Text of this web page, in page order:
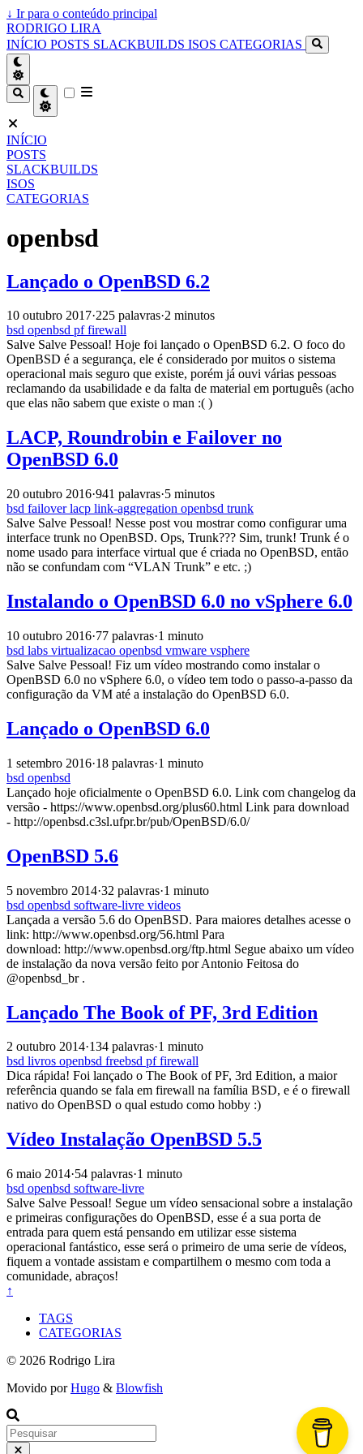
↓ Ir para o conteúdo principal
RODRIGO LIRA
INÍCIO POSTS SLACKBUILDS ISOS CATEGORIAS
INÍCIO
POSTS
SLACKBUILDS
ISOS
CATEGORIAS
openbsd
Lançado o OpenBSD 6.2
10 outubro 2017·225 palavras·2 minutos
bsd openbsd pffirewall
Salve Salve Pessoal! Hoje foi lançado o OpenBSD 6.2. O foco do
OpenBSD é a segurança, ele é considerado por muitos o sistema
operacional mais seguro que existe, porém já ouvi várias pessoas
reclamando da usabilidade e da falta de material em português (acho
que elas não sabem que existe o man :( )
LACP, Roundrobin e Failover no
OpenBSD 6.0
20 outubro 2016·941 palavras·5 minutos
bsd failoverlacp link-aggregation openbsd trunk
Salve Salve Pessoal! Nesse post vou mostrar como configurar uma
interface trunk no OpenBSD. Ops, Trunk??? Sim, trunk! Trunk é o
nome usado para interface virtual que é criada no OpenBSD, então
não se confundam com “VLAN Trunk” e etc. ;)
Instalando o OpenBSD 6.0 no vSphere 6.0
10 outubro 2016·77 palavras·1 minuto
bsd labs virtualizacao openbsd vmware vsphere
Salve Salve Pessoal! Fiz um vídeo mostrando como instalar o
OpenBSD 6.0 no vSphere 6.0, o vídeo tem todo o passo-a-passo da
configuração da VM até a instalação do OpenBSD 6.0.
Lançado o OpenBSD 6.0
1 setembro 2016·18 palavras·1 minuto
bsd openbsd
Lançado hoje oficialmente o OpenBSD 6.0. Link com changelog da
versão - https://www.openbsd.org/plus60.html Link para download
- http://openbsd.c3sl.ufpr.br/pub/OpenBSD/6.0/
OpenBSD 5.6
5 novembro 2014·32 palavras·1 minuto
bsd openbsd software-livre videos
Lançada a versão 5.6 do OpenBSD. Para maiores detalhes acesse o
link: http://www.openbsd.org/56.html Para
download: http://www.openbsd.org/ftp.html Segue abaixo um vídeo
de instalação da nova versão feito por Antonio Feitosa do
@openbsd_br .
Lançado The Book of PF, 3rd Edition
2 outubro 2014·134 palavras·1 minuto
bsd livros openbsd freebsd pffirewall
Dica rápida! Foi lançado o The Book of PF, 3rd Edition, a maior
referência quando se fala em firewall na família BSD, e é o firewall
nativo do OpenBSD o qual estudo como hobby :)
Vídeo Instalação OpenBSD 5.5
6 maio 2014·54 palavras·1 minuto
bsd openbsd software-livre
Salve Salve Pessoal! Segue um vídeo sensacional sobre a instalação
e primeiras configurações do OpenBSD, esse é a sua porta de
entrada para quem está pensando em utilizar esse sistema
operacional fantástico, esse será o primeiro de uma serie de vídeos,
fiquem a vontade assistam e compartilhem o mesmo com toda a
comunidade, abraços!
↑
TAGS
CATEGORIAS
© 2026 Rodrigo Lira
Movido porHugo & Blowfish